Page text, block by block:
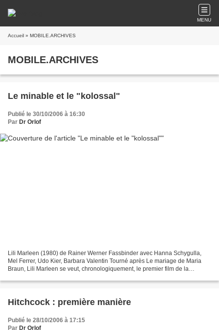
MENU
Accueil » MOBILE.ARCHIVES
MOBILE.ARCHIVES
Le minable et le "kolossal"
Publié le 30/10/2006 à 16:30
Par Dr Orlof
Lili Marleen (1980) de Rainer Werner Fassbinder avec Hanna Schygulla,
Mel Ferrer, Udo Kier, Barbara Valentin Tourné après Le mariage de Maria
Braun, Lili Marleen se veut, chronologiquement, le premier film de la
Hitchcock : première manière
Publié le 28/10/2006 à 17:15
Par Dr Orlof